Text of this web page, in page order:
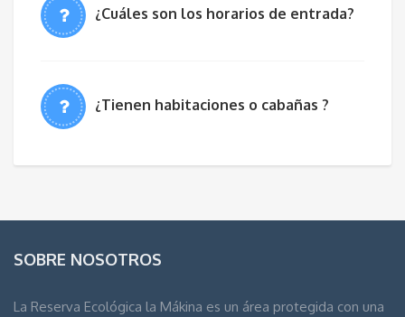
¿Cuáles son los horarios de entrada?
¿Tienen habitaciones o cabañas ?
SOBRE NOSOTROS
La Reserva Ecológica la Mákina es un área protegida con una